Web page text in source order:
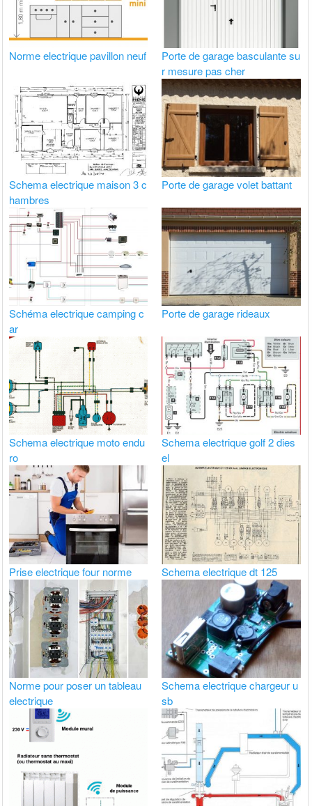
Norme electrique pavillon neuf
Porte de garage basculante su
r mesure pas cher
Schema electrique maison 3 c
hambres
Porte de garage volet battant
Schéma electrique camping c
ar
Porte de garage rideaux
Schema electrique moto endu
ro
Schema electrique golf 2 dies
el
Prise electrique four norme Schema electrique dt 125
Norme pour poser un tableau
electrique
Schema electrique chargeur u
sb